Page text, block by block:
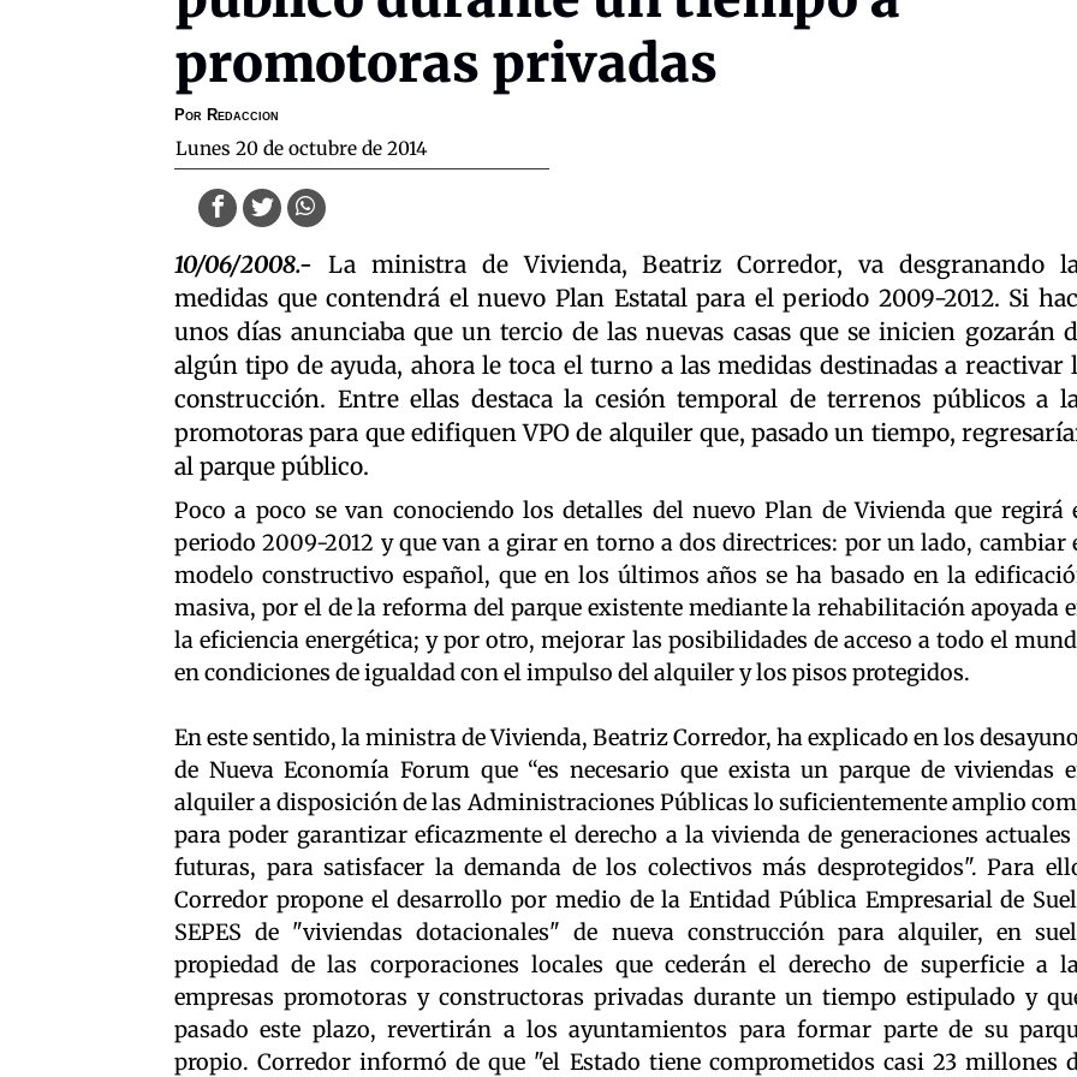
promotoras privadas
Por Redaccion
lunes 20 de octubre de 2014
10/06/2008.- La ministra de Vivienda, Beatriz Corredor, va desgranando
medidas que contendrá el nuevo Plan Estatal para el periodo 2009-2012. Si
unos días anunciaba que un tercio de las nuevas casas que se inicien gozarán
algún tipo de ayuda, ahora le toca el turno a las medidas destinadas a reactivar
construcción. Entre ellas destaca la cesión temporal de terrenos públicos a
promotoras para que edifiquen VPO de alquiler que, pasado un tiempo,
al parque público.
Poco a poco se van conociendo los detalles del nuevo Plan de Vivienda que regirá
periodo 2009-2012 y que van a girar en torno a dos directrices: por un lado, cambiar
modelo constructivo español, que en los últimos años se ha basado en la
masiva, por el de la reforma del parque existente mediante la rehabilitación apoyada
la eficiencia energética; y por otro, mejorar las posibilidades de acceso a todo el
en condiciones de igualdad con el impulso del alquiler y los pisos protegidos.
En este sentido, la ministra de Vivienda, Beatriz Corredor, ha explicado en los
de Nueva Economía Forum que “es necesario que exista un parque de viviendas
alquiler a disposición de las Administraciones Públicas lo suficientemente amplio
para poder garantizar eficazmente el derecho a la vivienda de generaciones actuales
futuras, para satisfacer la demanda de los colectivos más desprotegidos". Para
Corredor propone el desarrollo por medio de la Entidad Pública Empresarial de
SEPES de "viviendas dotacionales" de nueva construcción para alquiler, en
propiedad de las corporaciones locales que cederán el derecho de superficie a
empresas promotoras y constructoras privadas durante un tiempo estipulado y
pasado este plazo, revertirán a los ayuntamientos para formar parte de su
propio. Corredor informó de que "el Estado tiene comprometidos casi 23 millones